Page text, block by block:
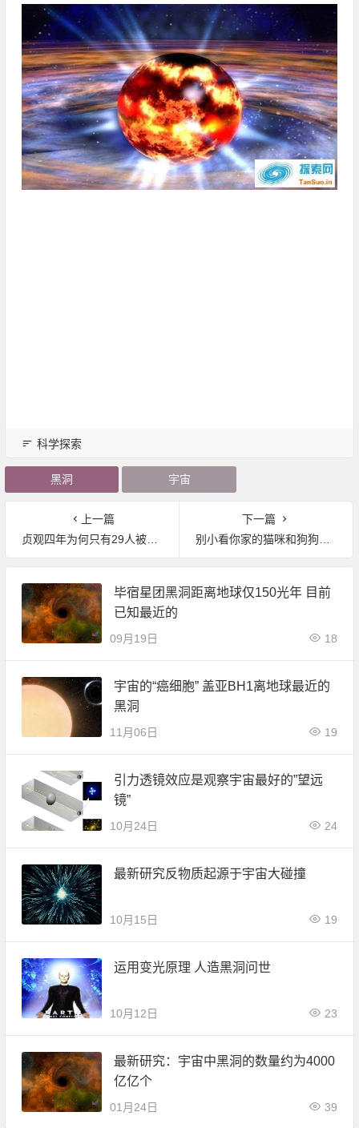
科学探索
黑洞 宇宙
上一篇
贞观四年为何只有29人被判死罪：皇帝两天内勾决五次方可执行
下一篇
别小看你家的猫咪和狗狗：它们曾是宇航员
毕宿星团黑洞距离地球仅150光年 目前
已知最近的
09月19日 18
宇宙的“癌细胞” 盖亚BH1离地球最近的
黑洞
11月06日 19
引力透镜效应是观察宇宙最好的”望远
镜”
10月24日 24
最新研究反物质起源于宇宙大碰撞
10月15日 19
运用变光原理 人造黑洞问世
10月12日 23
最新研究：宇宙中黑洞的数量约为4000
亿亿个
01月24日 39